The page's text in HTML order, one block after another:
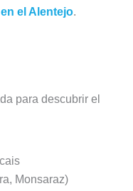
el Alentejo.
para descubrir el
Monsaraz)